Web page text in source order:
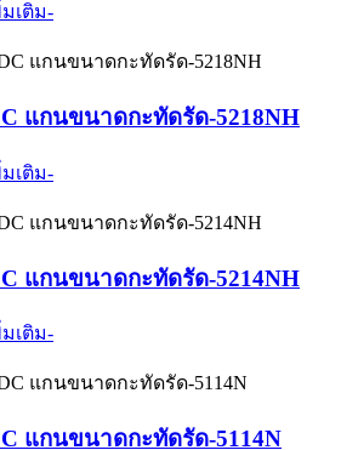
เติม-
แกนขนาดกะทัดรัด-5218NH
เติม-
แกนขนาดกะทัดรัด-5214NH
เติม-
แกนขนาดกะทัดรัด-5114N